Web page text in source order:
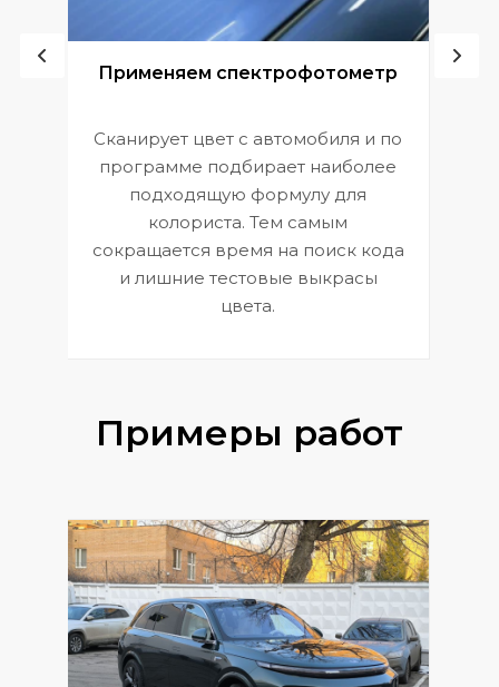
Применяем спектрофотометр
Сканирует цвет с автомобиля и по
программе подбирает наиболее
подходящую формулу для
колориста. Тем самым
сокращается время на поиск кода
и лишние тестовые выкрасы
цвета.
Примеры работ